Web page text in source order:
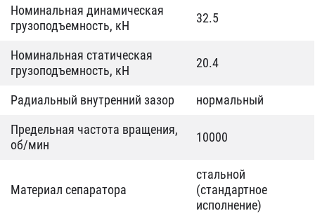
Номинальная динамическая
грузоподъемность, кН
32.5
Номинальная статическая
грузоподъемность, кН
20.4
Радиальный внутренний зазор
нормальный
Предельная частота вращения,
об/мин
10000
Материал сепаратора
стальной
(стандартное
исполнение)